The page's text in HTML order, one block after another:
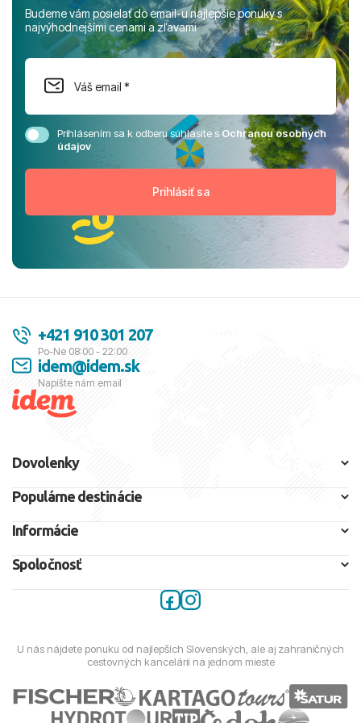
Budeme vám posielať do email-u najlepšie ponuky s
najvýhodnejšími cenami a zľavami
Prihlásením sa k odberu súhlasíte sOchranou osobných
údajov
+421 910 301 207
Po-Ne 08:00 - 22:00
idem@idem.sk
Napíšte nám email
Dovolenky
Populárne destinácie
Informácie
Spoločnosť
U nás nájdete ponuku od najlepších Slovenských, ale aj zahraničných
cestovných kancelárií na jednom mieste